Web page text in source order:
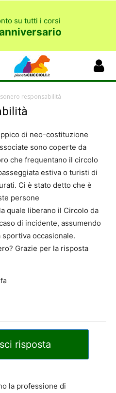
su tutti i corsi
responsabilità
di neo-costituzione
sono coperte da
che frequentano il circolo
estiva o turisti di
Ci è stato detto che è
persone
quale liberano il Circolo da
di incidente, assumendo
occasionale.
Grazie per la risposta
risposta
la professione di